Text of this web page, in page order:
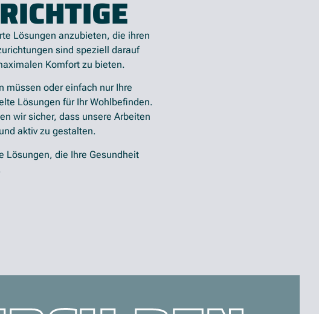
Lösungen anzubieten, die ihren
sind speziell darauf
Komfort zu bieten.
müssen oder einfach nur Ihre
Lösungen für Ihr Wohlbefinden.
wir sicher, dass unsere Arbeiten
aktiv zu gestalten.
Lösungen, die Ihre Gesundheit